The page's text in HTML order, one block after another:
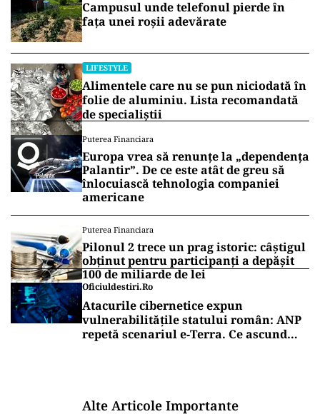
Campusul unde telefonul pierde în
fața unei roșii adevărate
LIFESTYLE
Alimentele care nu se pun niciodată în
folie de aluminiu. Lista recomandată
de specialiștii
Puterea Financiara
Europa vrea să renunțe la „dependența
Palantir”. De ce este atât de greu să
înlocuiască tehnologia companiei
americane
Puterea Financiara
Pilonul 2 trece un prag istoric: câștigul
obținut pentru participanți a depășit
100 de miliarde de lei
Oficiuldestiri.ro
Atacurile cibernetice expun
vulnerabilitățile statului român: ANP
repetă scenariul e‑Terra. Ce ascund
Alte Articole Importante